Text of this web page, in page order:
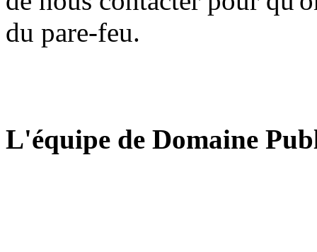
du pare-feu.
L'équipe de Domaine